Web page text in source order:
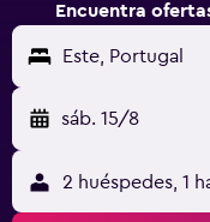
Encuentra
Este, Portugal
sáb. 15/8
2 huéspedes, 1